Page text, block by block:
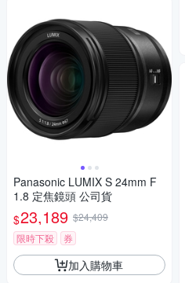
Panasonic LUMIX S 24mm F
1.8 定焦鏡頭 公司貨
$23,189 $24,409
限時下殺
券
加入購物車